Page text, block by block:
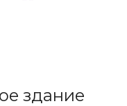
здание